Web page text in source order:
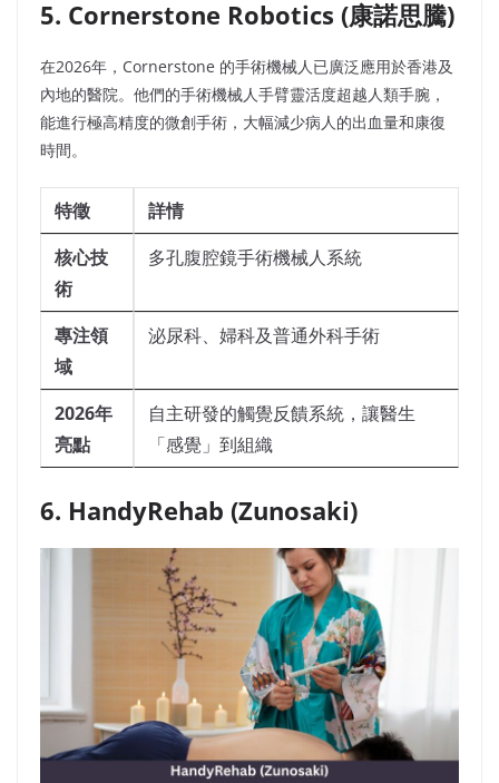
5. Cornerstone Robotics (康諾思騰)
在2026年，Cornerstone 的手術機械人已廣泛應用於香港及
內地的醫院。他們的手術機械人手臂靈活度超越人類手腕，
能進行極高精度的微創手術，大幅減少病人的出血量和康復
時間。
特徵
詳情
核心技
術
多孔腹腔鏡手術機械人系統
專注領
域
泌尿科、婦科及普通外科手術
2026年
亮點
自主研發的觸覺反饋系統，讓醫生
「感覺」到組織
6. HandyRehab (Zunosaki)